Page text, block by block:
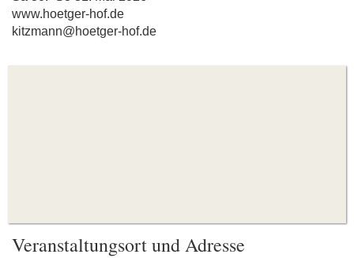
www.hoetger-hof.de
kitzmann@hoetger-hof.de
Veranstaltungsort und Adresse